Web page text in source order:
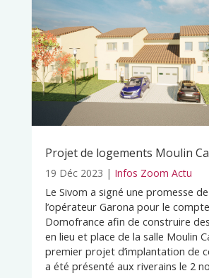
Projet de logements Moulin
19 Déc 2023 | Infos Zoom Actu
Le Sivom a signé une promesse
l’opérateur Garona pour le
Domofrance afin de construire
en lieu et place de la salle Moulin
premier projet d’implantation de
a été présenté aux riverains le 2